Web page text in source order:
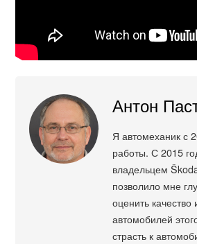
Антон
Я автомеханик с
работы. С 2015
владельцем
позволило мне
оценить
автомобилей
страсть к